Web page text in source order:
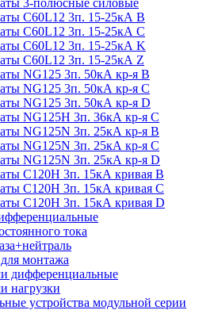
C60L12 3п. 15-25кА B
C60L12 3п. 15-25кА C
C60L12 3п. 15-25кА K
C60L12 3п. 15-25кА Z
NG125 3п. 50кА кр-я B
NG125 3п. 50кА кр-я C
NG125 3п. 50кА кр-я D
NG125H 3п. 36кА кр-я C
NG125N 3п. 25кА кр-я B
NG125N 3п. 25кА кр-я C
NG125N 3п. 25кА кр-я D
С120Н 3п. 15кА кривая B
С120Н 3п. 15кА кривая C
С120Н 3п. 15кА кривая D
тока
монтажа
дифференциальные
нагрузки
устройства модульной серии